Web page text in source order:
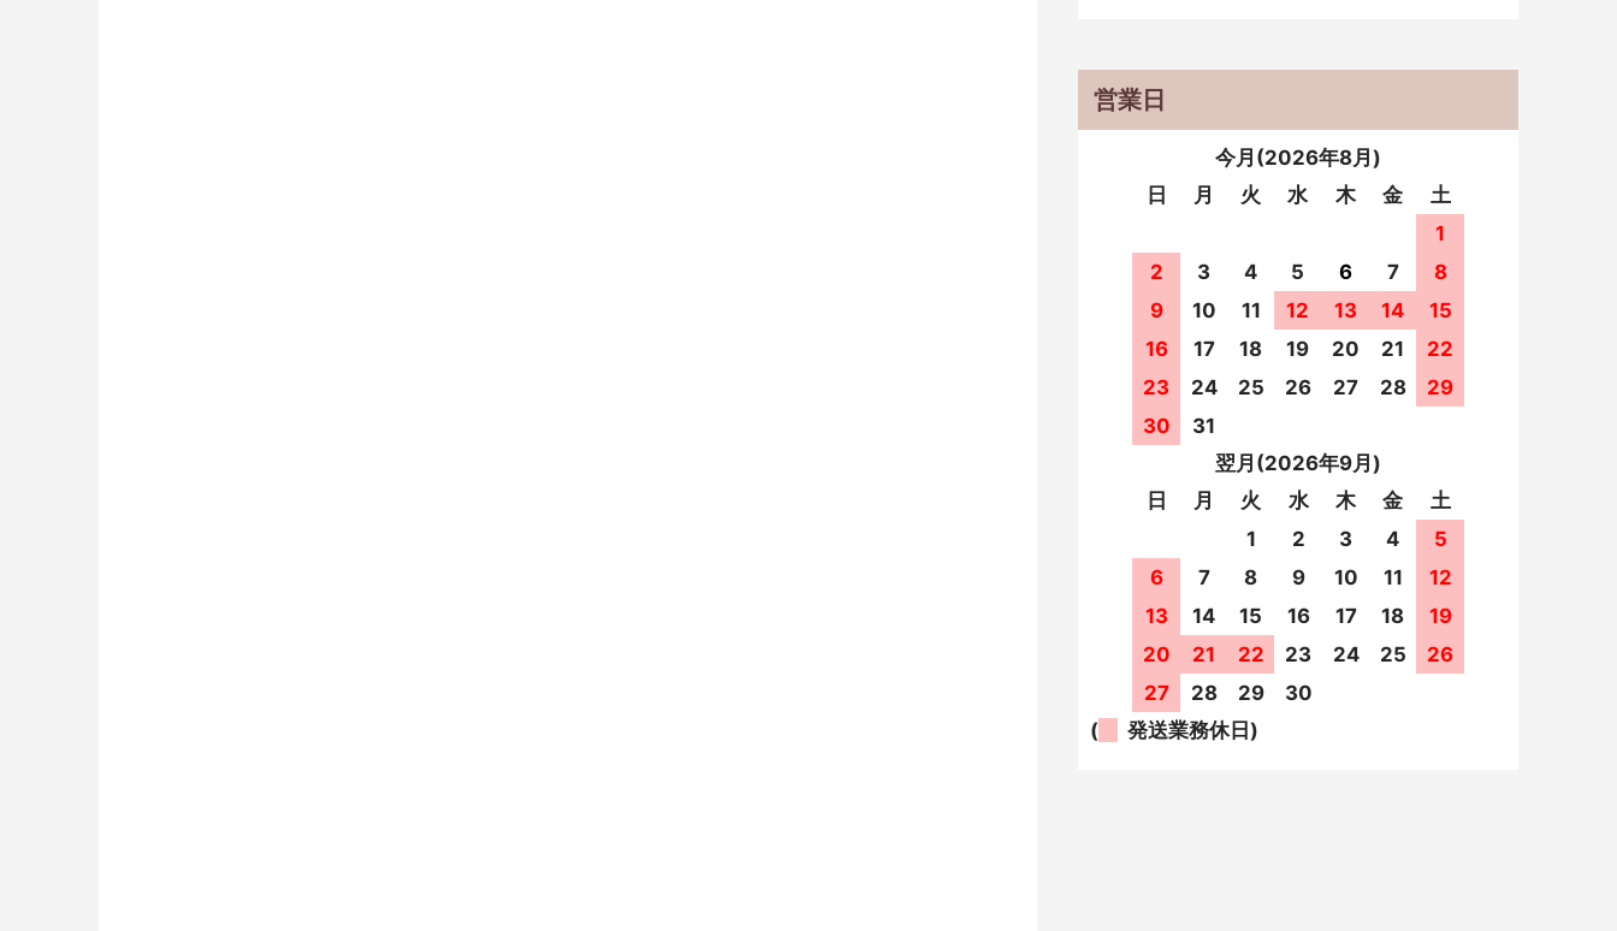
営業日
今月(2026年8月)
日
月 火 水 木 金
土
1
2
3 4 5 6 7
8
9
10 11 12 13 14
15
16
17 18 19 20 21
22
23
24 25 26 27 28
29
30
31
翌月(2026年9月)
日
月 火 水 木 金
土
1
2 3 4
5
6
7 8 9 10 11
12
13
14 15 16 17 18
19
20
21 22 23 24 25
26
27
28 29
30
(
発送業務休日)